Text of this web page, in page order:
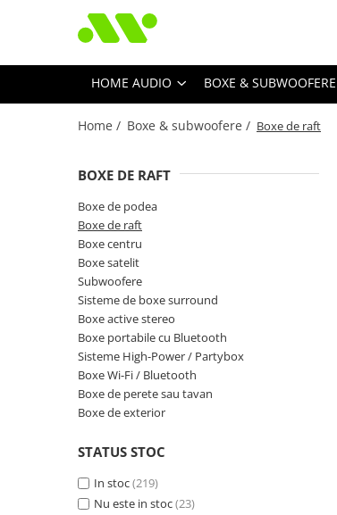
HOME AUDIO BOXE & SUBWOOFERE
Home / Boxe & subwoofere / Boxe de raft
BOXE DE RAFT
Boxe de podea
Boxe de raft
Boxe centru
Boxe satelit
Subwoofere
Sisteme de boxe surround
Boxe active stereo
Boxe portabile cu Bluetooth
Sisteme High-Power / Partybox
Boxe Wi-Fi / Bluetooth
Boxe de perete sau tavan
Boxe de exterior
STATUS STOC
In stoc(219)
Nu este in stoc(23)